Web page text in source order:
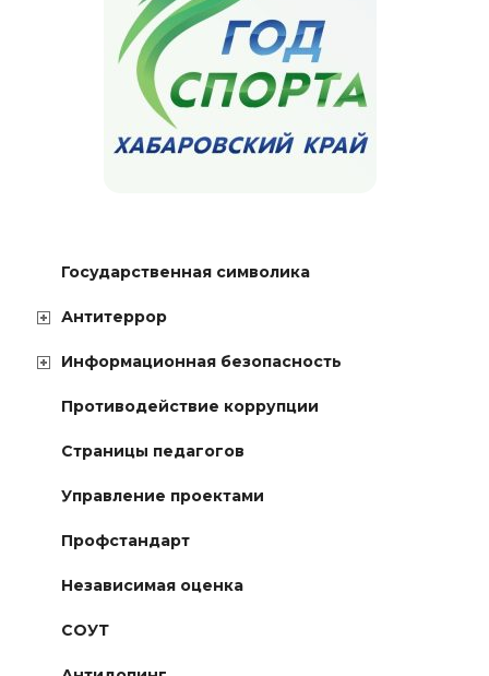
Государственная символика
Антитеррор
Информационная безопасность
Противодействие коррупции
Страницы педагогов
Управление проектами
Профстандарт
Независимая оценка
СОУТ